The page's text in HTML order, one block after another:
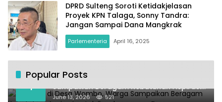
DPRD Sulteng Soroti Ketidakjelasan
Proyek KPN Talaga, Sonny Tandra:
Jangan Sampai Dana Mangkrak
Parlementeria April 16, 2025
Popular Posts
1
Kundapil di Desa Wombo, Warga
Sampaikan Beragam Kebutuhan Aspirasi
untuk Pembangunan Desa
June 13, 2026 521